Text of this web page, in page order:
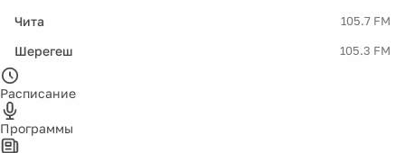
Чита 105.7 FM
Шерегеш 105.3 FM
Расписание
Программы